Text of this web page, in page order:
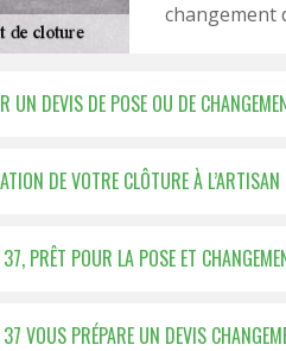
changement
UN DEVIS DE POSE OU DE
DE VOTRE CLÔTURE À
37, PRÊT POUR LA POSE ET
37 VOUS PRÉPARE UN DEVIS